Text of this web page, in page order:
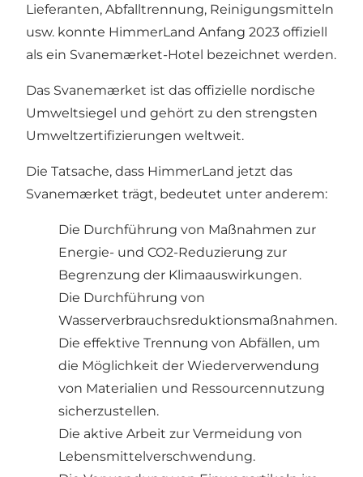
Lieferanten, Abfalltrennung, Reinigungsmitteln
usw. konnte HimmerLand Anfang 2023 offiziell
als ein Svanemærket-Hotel bezeichnet werden.
Das Svanemærket ist das offizielle nordische
Umweltsiegel und gehört zu den strengsten
Umweltzertifizierungen weltweit.
Die Tatsache, dass HimmerLand jetzt das
Svanemærket trägt, bedeutet unter anderem:
Die Durchführung von Maßnahmen zur
Energie- und CO2-Reduzierung zur
Begrenzung der Klimaauswirkungen.
Die Durchführung von
Wasserverbrauchsreduktionsmaßnahmen.
Die effektive Trennung von Abfällen, um
die Möglichkeit der Wiederverwendung
von Materialien und Ressourcennutzung
sicherzustellen.
Die aktive Arbeit zur Vermeidung von
Lebensmittelverschwendung.